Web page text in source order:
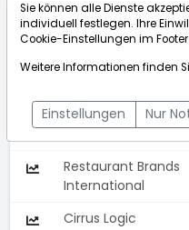
Wert
Shake Shack
Restaurant Brands
International
Cirrus Logic
Sie können alle Dienste
individuell festlegen. Ihre
Cookie-Einstellungen im
Weitere Informationen finden
Einstellungen Nur